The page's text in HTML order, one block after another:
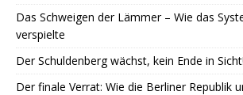
Das Schweigen der Lämmer – Wie das
verspielte
Der Schuldenberg wächst, kein Ende in Sicht!
Der finale Verrat: Wie die Berliner Republik